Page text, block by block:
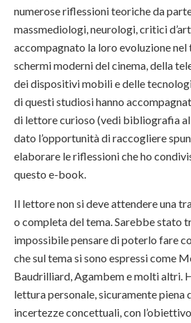
numerose riflessioni teoriche da
massmediologi, neurologi, critici
accompagnato la loro evoluzione
schermi moderni del cinema, della
dei dispositivi mobili e delle
di questi studiosi hanno
di lettore curioso (vedi bibliografia
dato l’opportunità di raccogliere
elaborare le riflessioni che ho
questo e-book.
Il lettore non si deve attendere una
o completa del tema. Sarebbe stato
impossibile pensare di poterlo fare
che sul tema si sono espressi come
Baudrilliard, Agambem e molti altri.
lettura personale, sicuramente piena
incertezze concettuali, con